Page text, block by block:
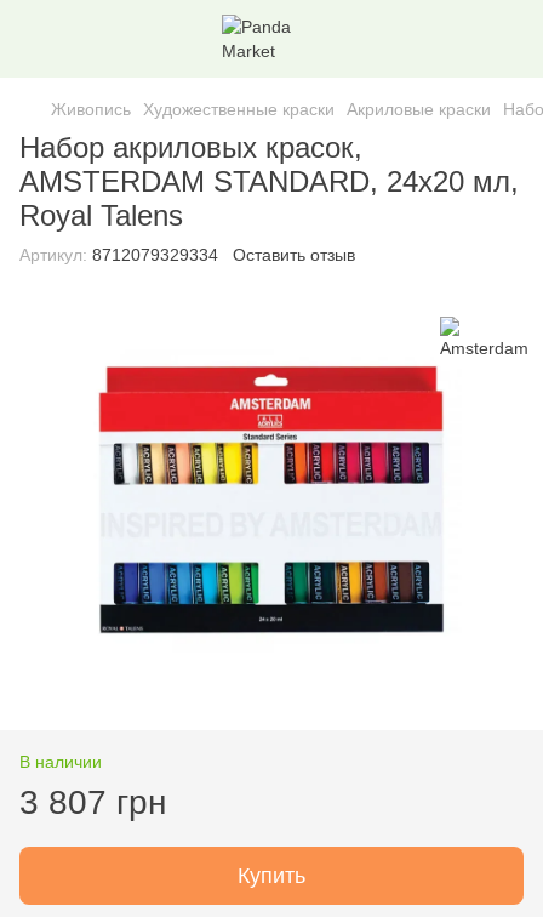
Живопись Художественные краски Акриловые краски
Набор акриловых красок,
AMSTERDAM STANDARD, 24x20 мл,
Royal Talens
Артикул: 8712079329334 Оставить отзыв
В наличии
3 807 грн
Купить